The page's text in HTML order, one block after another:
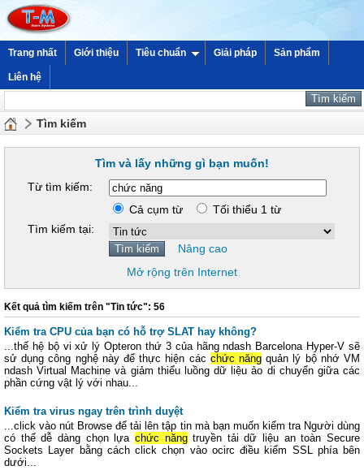
Trang nhất Giới thiệu Tiêu chuẩn Giải pháp Sản phẩm
Liên hệ
Tìm kiếm
Tìm và lấy những gì bạn muốn!
Từ tìm kiếm:
Cả cụm từ
Tối thiểu 1 từ
Tìm kiếm tại:
Nâng cao
Mở rộng trên Internet
Kết quả tìm kiếm trên "Tin tức": 56
Kiểm tra CPU của bạn có hỗ trợ SLAT hay không?
...thế hệ bộ vi xử lý Opteron thứ 3 của hãng ndash Barcelona Hyper-V sẽ
sử dụng công nghệ này để thực hiện các chức năng quản lý bộ nhớ VM
ndash Virtual Machine và giảm thiểu luồng dữ liệu ảo di chuyển giữa các
phần cứng vật lý với nhau...
Kiểm tra virus ngay trên trình duyệt
...click vào nút Browse để tải lên tập tin mà bạn muốn kiểm tra Người dùng
có thể dễ dàng chọn lựa chức năngtruyền tải dữ liệu an toàn Secure
Sockets Layer bằng cách click chọn vào ocirc điều kiểm SSL phía bên
dưới...